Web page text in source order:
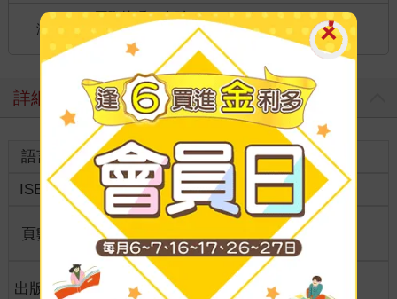
海外
國際快遞：全球
港澳店取：
詳細資料
語言 中文繁體 裝訂
紙本平裝
ISBN
9789863060734 分級 普通級
頁數 160
商品規
格
26*19
出版地 台灣
適讀年
全齡適讀